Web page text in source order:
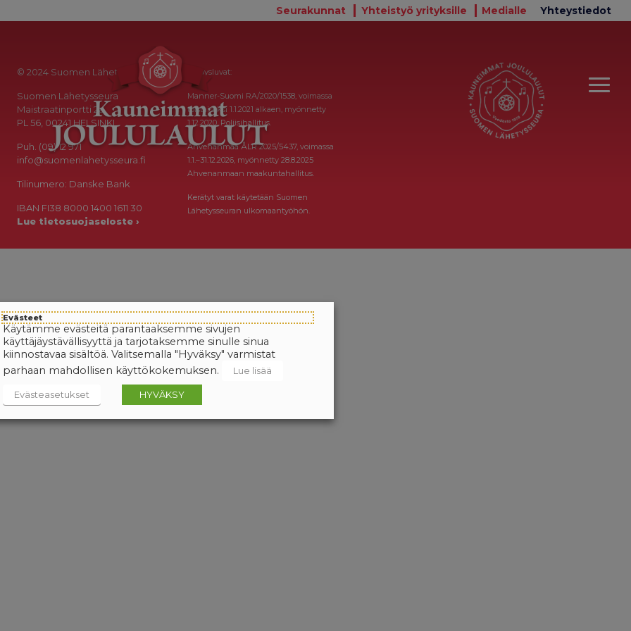
Seurakunnat Yhteistyö yrityksille Medialle Yhteystiedot
© 2024 Suomen Lähetysseura
Suomen Lähetysseura
Maistraatinportti 2a
PL 56, 00241 HELSINKI
Puh. (09) 12 971
info@suomenlahetysseura.fi
Tilinumero: Danske Bank
IBAN FI38 8000 1400 1611 30
Lue tietosuojaseloste ›
Keräysluvat:
Manner-Suomi RA/2020/1538, voimassa
toistaiseksi 1.1.2021 alkaen, myönnetty
1.12.2020, Poliisihallitus.
Ahvenanmaa ÅLR 2025/5437, voimassa
1.1.–31.12.2026, myönnetty 28.8.2025
Ahvenanmaan maakuntahallitus.
Kerätyt varat käytetään Suomen
Lähetysseuran ulkomaantyöhön.
Evästeet
Käytämme evästeitä parantaaksemme sivujen
käyttäjäystävällisyyttä ja tarjotaksemme sinulle sinua
kiinnostavaa sisältöä. Valitsemalla "Hyväksy" varmistat
parhaan mahdollisen käyttökokemuksen.
Lue lisää
Evästeasetukset HYVÄKSY